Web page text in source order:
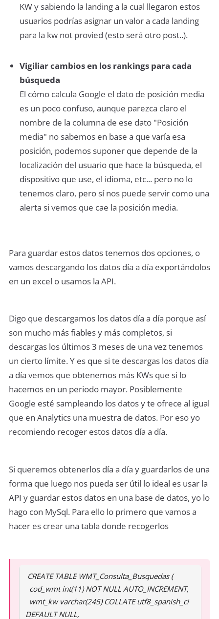
KW y sabiendo la landing a la cual llegaron estos
usuarios podrías asignar un valor a cada landing
para la kw not provied (esto será otro post..).
Vigiliar cambios en los rankings para cada
búsqueda
El cómo calcula Google el dato de posición media
es un poco confuso, aunque parezca claro el
nombre de la columna de ese dato "Posición
media" no sabemos en base a que varía esa
posición, podemos suponer que depende de la
localización del usuario que hace la búsqueda, el
dispositivo que use, el idioma, etc... pero no lo
tenemos claro, pero sí nos puede servir como una
alerta si vemos que cae la posición media.
Para guardar estos datos tenemos dos opciones, o
vamos descargando los datos día a día exportándolos
en un excel o usamos la API.
Digo que descargamos los datos día a día porque así
son mucho más fiables y más completos, si
descargas los últimos 3 meses de una vez tenemos
un cierto límite. Y es que si te descargas los datos día
a día vemos que obtenemos más KWs que si lo
hacemos en un periodo mayor. Posiblemente
Google esté sampleando los datos y te ofrece al igual
que en Analytics una muestra de datos. Por eso yo
recomiendo recoger estos datos día a día.
Si queremos obtenerlos día a día y guardarlos de una
forma que luego nos pueda ser útil lo ideal es usar la
API y guardar estos datos en una base de datos, yo lo
hago con MySql. Para ello lo primero que vamos a
hacer es crear una tabla donde recogerlos
CREATE TABLE WMT_Consulta_Busquedas (
cod_wmt int(11) NOT NULL AUTO_INCREMENT,
wmt_kw varchar(245) COLLATE utf8_spanish_ci
DEFAULT NULL,